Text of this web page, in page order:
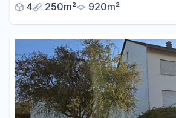
4
250m² 920m²